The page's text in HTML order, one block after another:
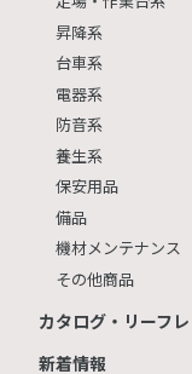
昇降系
台車系
電器系
防音系
養生系
保安用品
備品
機材メンテナンス
その他商品
カタログ・リーフ
新着情報